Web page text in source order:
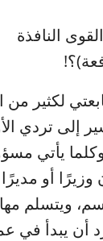
النافذة
لكثير من
إلى تردي
يأتي
وزيرًا أو
ويتسلم
أن يبدأ في